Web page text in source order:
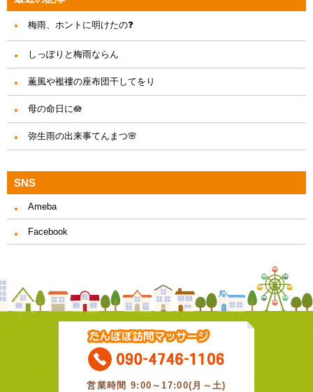
梅雨、ホントに明けたの❓
しっぽりと梅雨ならん
薫風や襤褸の座布団干してをり
母の命日に🪷
弥生雨の出来事てんまつ🌸
SNS
Ameba
Facebook
営業時間 9:00～17:00(月～土)